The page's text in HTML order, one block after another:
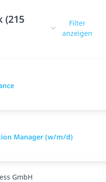
Filter
anzeigen
Manager (w/m/d)
GmbH